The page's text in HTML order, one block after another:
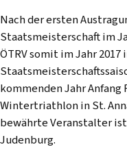
Nach der ersten
Staatsmeisterschaft im
ÖTRV somit im Jahr 2017
kommenden Jahr Anfang
Wintertriathlon in St.
bewährte Veranstalter ist
Judenburg.